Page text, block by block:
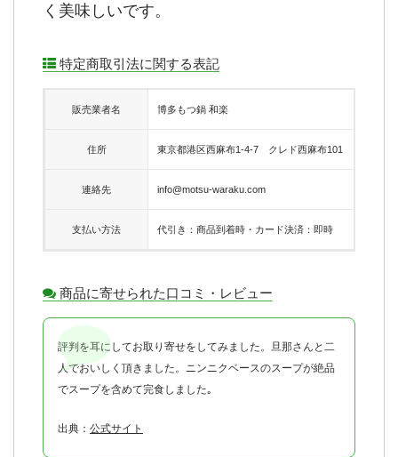
く美味しいです。
特定商取引法に関する表記
販売業者名 博多もつ鍋 和楽
住所 東京都港区西麻布1-4-7 クレド西麻布101
連絡先 info@motsu-waraku.com
支払い方法 代引き：商品到着時・カード決済：即時
商品に寄せられた口コミ・レビュー
評判を耳にしてお取り寄せをしてみました。旦那さんと二
人でおいしく頂きました。ニンニクベースのスープが絶品
でスープを含めて完食しました｡
出典： 公式サイト